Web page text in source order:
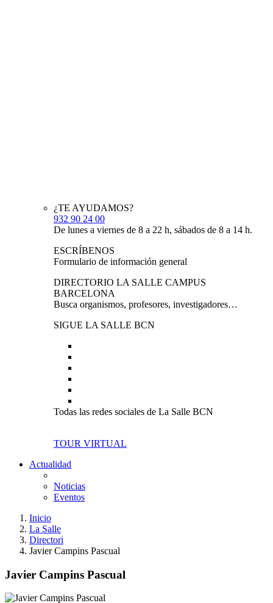
¿TE AYUDAMOS?
932 90 24 00
De lunes a viernes de 8 a 22 h, sábados de 8 a 14 h.
ESCRÍBENOS
Formulario de información general
DIRECTORIO LA SALLE CAMPUS
BARCELONA
Busca organismos, profesores, investigadores…
SIGUE LA SALLE BCN
Todas las redes sociales de La Salle BCN
TOUR VIRTUAL
Actualidad
Noticias
Eventos
Inicio
La Salle
Directori
Javier Campins Pascual
Javier Campins Pascual